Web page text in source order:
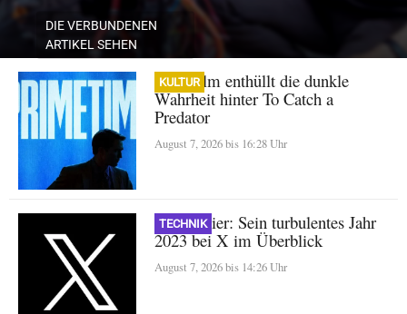
DIE VERBUNDENEN
ARTIKEL SEHEN
KULTUR
A24-Film enthüllt die dunkle
Wahrheit hinter To Catch a
Predator
August 7, 2026 bis 16:28 Uhr
TECHNIK
Nikita Bier: Sein turbulentes Jahr
2023 bei X im Überblick
August 7, 2026 bis 14:26 Uhr